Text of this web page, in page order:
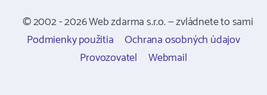
© 2002 - 2026 Web zdarma s.r.o. — zvládnete to sami
Podmienky použitia
Ochrana osobných údajov
Provozovatel
Webmail